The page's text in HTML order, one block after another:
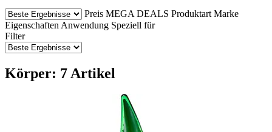
Preis MEGA DEALS Produktart Marke
Eigenschaften Anwendung Speziell für
Filter
Körper: 7 Artikel